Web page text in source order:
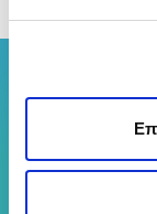
Σύγκρινε